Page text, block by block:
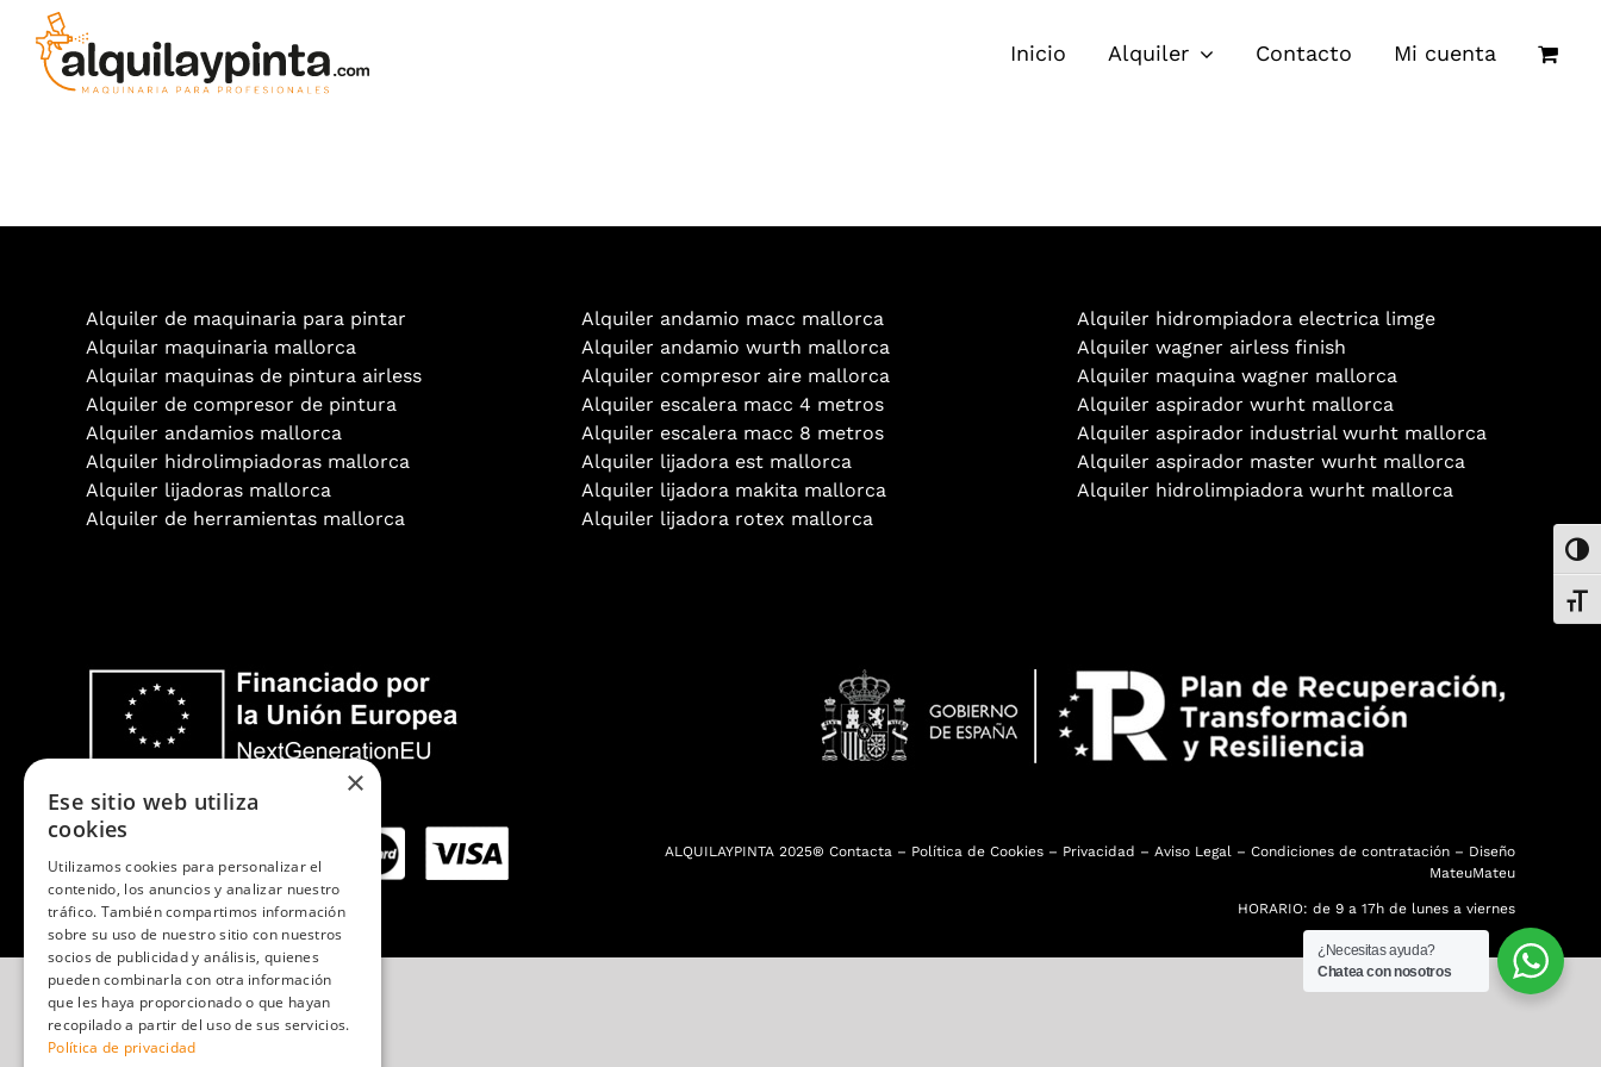
Saltar
contenido
Inicio Alquiler Contacto Mi cuenta
Alquiler de maquinaria para pintar
Alquilar maquinaria mallorca
Alquilar maquinas de pintura airless
Alquiler de compresor de pintura
Alquiler andamios mallorca
Alquiler hidrolimpiadoras mallorca
Alquiler lijadoras mallorca
Alquiler de herramientas mallorca
Alquiler andamio macc mallorca
Alquiler andamio wurth mallorca
Alquiler compresor aire mallorca
Alquiler escalera macc 4 metros
Alquiler escalera macc 8 metros
Alquiler lijadora est mallorca
Alquiler lijadora makita mallorca
Alquiler lijadora rotex mallorca
Alquiler hidrompiadora electrica limge
Alquiler wagner airless finish
Alquiler maquina wagner mallorca
Alquiler aspirador wurht mallorca
Alquiler aspirador industrial wurht mallorca
Alquiler aspirador master wurht mallorca
Alquiler hidrolimpiadora wurht mallorca
ALQUILAYPINTA 2025®Contacta – Política de Cookies – Privacidad –Aviso Legal –Condiciones de contratación – Diseño
MateuMateu
HORARIO: de 9 a 17h de lunes a viernes
¿Necesitas ayuda?
Chatea con nosotros
×
Ese sitio web utiliza
cookies
Utilizamos cookies para personalizar el
contenido, los anuncios y analizar nuestro
tráfico. También compartimos información
sobre su uso de nuestro sitio con nuestros
socios de publicidad y análisis, quienes
pueden combinarla con otra información
que les haya proporcionado o que hayan
recopilado a partir del uso de sus servicios.
Política de privacidad